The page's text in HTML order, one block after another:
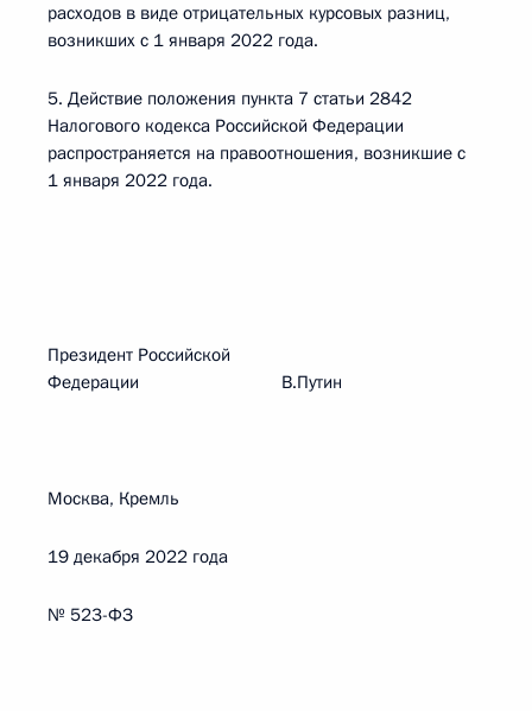
расходов в виде отрицательных курсовых разниц,
возникших с 1 января 2022 года.
5. Действие положения пункта 7 статьи 2842
Налогового кодекса Российской Федерации
распространяется на правоотношения, возникшие с
1 января 2022 года.
Президент Российской
Федерации В.Путин
Москва, Кремль
19 декабря 2022 года
№ 523-ФЗ